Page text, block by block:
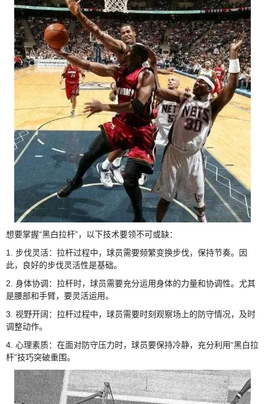
想要掌握“黑白拉杆”，以下技术要领不可或缺：
1. 步伐灵活：拉杆过程中，球员需要频繁变换步伐，保持节奏。因
此，良好的步伐灵活性是基础。
2. 身体协调：拉杆时，球员需要充分运用身体的力量和协调性。尤其
是腰部和手臂，要灵活运用。
3. 视野开阔：拉杆过程中，球员需要时刻观察场上的防守情况，及时
调整动作。
4. 心理素质：在面对防守压力时，球员要保持冷静，充分利用“黑白拉
杆”技巧突破重围。